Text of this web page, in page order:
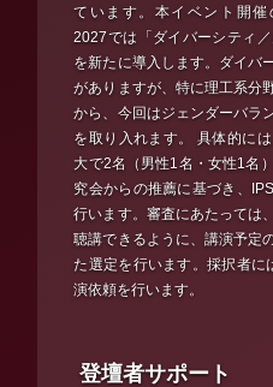
ています。本イベント開催
2027では「ダイバーシティ
を新たに導入します。ダイバ
がありますが、特に理工系分
から、今回はジェンダーバラ
を取り入れます。 具体的に
大で2名（男性1名・女性1名
究会からの推薦に基づき、
行います。審査にあたっては
聴講できるように、講演予定
た選定を行います。採択者に
演依頼を行います。
登壇者サポート